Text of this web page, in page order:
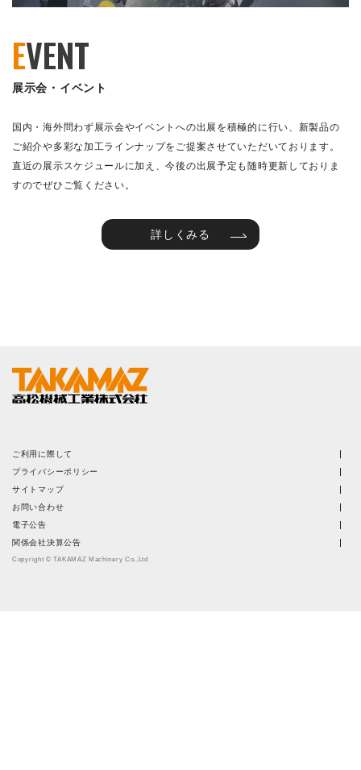
EVENT
展示会・イベント
国内・海外問わず展示会やイベントへの出展を積極的に行い、新製品の
ご紹介や多彩な加工ラインナップをご提案させていただいております。
直近の展示スケジュールに加え、今後の出展予定も随時更新しておりま
すのでぜひご覧ください。
詳しくみる
ご利用に際して
プライバシーポリシー
サイトマップ
お問い合わせ
電子公告
関係会社決算公告
Copyright © TAKAMAZ Machinery Co.,Ltd